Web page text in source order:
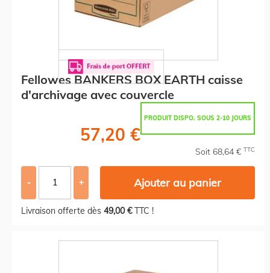
Fellowes BANKERS BOX EARTH caisse
d'archivage avec couvercle
PRODUIT DISPO. SOUS 2-10 JOURS
57,20 €
Soit 68,64 € TTC
- + Ajouter au panier
Livraison offerte dès 49,00 €TTC !